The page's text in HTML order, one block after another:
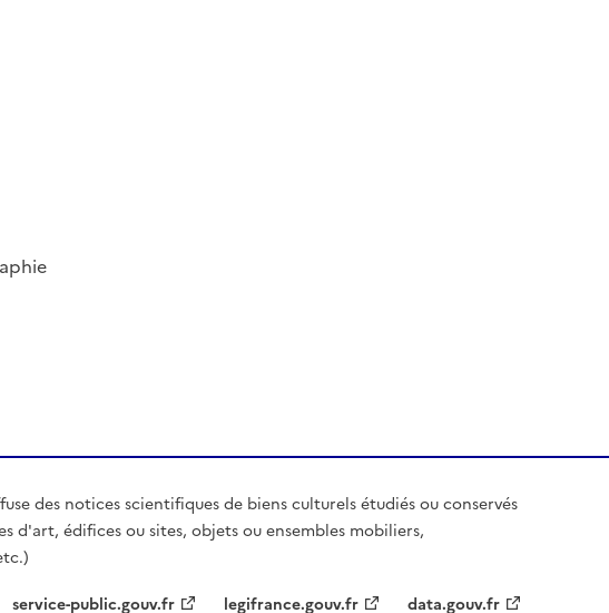
des notices scientifiques de biens culturels étudiés ou conservés
d'art, édifices ou sites, objets ou ensembles mobiliers,
service-public.gouv.fr legifrance.gouv.fr data.gouv.fr